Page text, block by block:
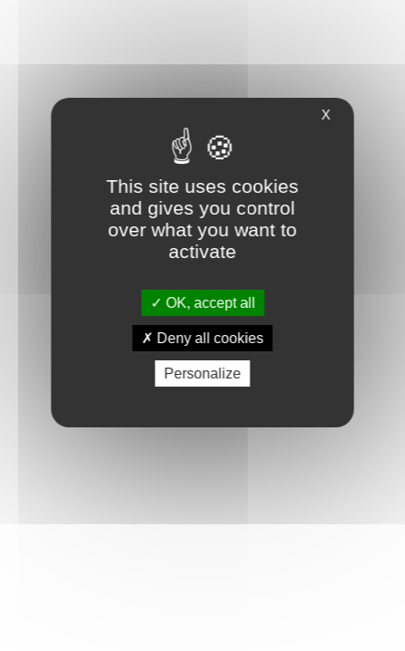
*
Nom
*
X
This site uses cookies
and gives you control
over what you want to
activate
OK, accept all
Deny all cookies
Personalize